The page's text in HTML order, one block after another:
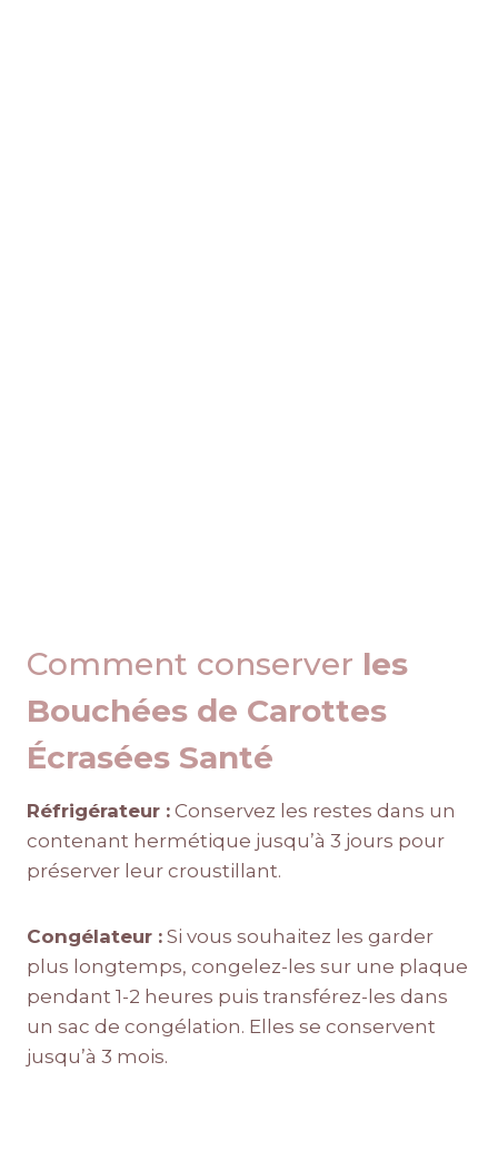
Comment conserver les
Bouchées de Carottes
Écrasées Santé
Réfrigérateur : Conservez les restes dans un
contenant hermétique jusqu’à 3 jours pour
préserver leur croustillant.
Congélateur : Si vous souhaitez les garder
plus longtemps, congelez-les sur une plaque
pendant 1-2 heures puis transférez-les dans
un sac de congélation. Elles se conservent
jusqu’à 3 mois.